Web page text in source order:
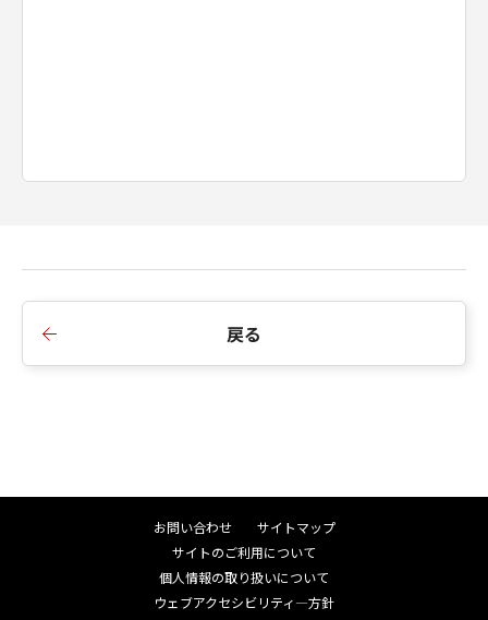
Manufacturer is Canon Inc./30-2,
本条項中で使用される"the Software"と
は、「本契約」中で定義される「許諾ソフ
トウェア」を意味し、指し示すものとしま
「本契約」の変更
キヤノンは、お客様に通知することなく、
必要に応じて「本契約」を随時変更する権
戻る
お問い合わせ
サイトマップ
サイトのご利用について
個人情報の取り扱いについて
ウェブアクセシビリティ―方針